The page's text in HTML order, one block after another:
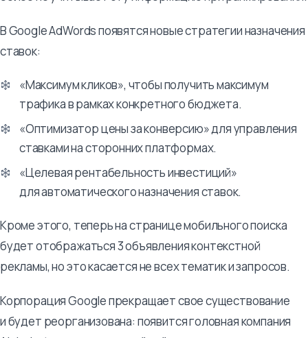
В Google AdWords появятся новые стратегии назначения
ставок:
«Максимум кликов», чтобы получить максимум
трафика в рамках конкретного бюджета.
«Оптимизатор цены за конверсию» для управления
ставками на сторонних платформах.
«Целевая рентабельность инвестиций»
для автоматического назначения ставок.
Кроме этого, теперь на странице мобильного поиска
будет отображаться 3 объявления контекстной
рекламы, но это касается не всех тематик и запросов.
Корпорация Google прекращает свое существование
и будет реорганизована: появится головная компания